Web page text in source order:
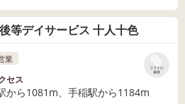
等デイサービス 十人十色
リストに
保存
業
セス
から1081m、手稲駅から1184m